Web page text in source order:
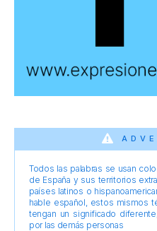
Todos las palabras se usan
de España y sus territorios
países latinos o
hable español, estos mismos
tengan un significado
por las demás personas